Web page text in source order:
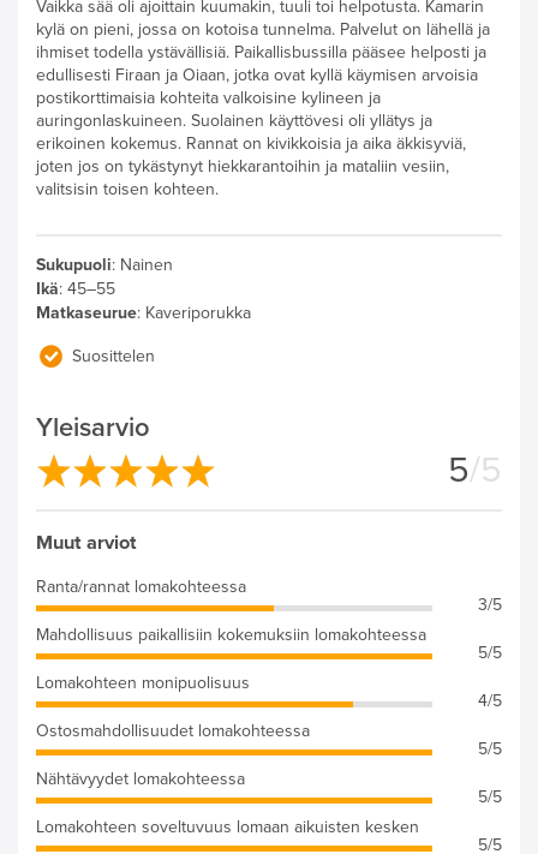
Vaikka sää oli ajoittain kuumakin, tuuli toi helpotusta. Kamarin
kylä on pieni, jossa on kotoisa tunnelma. Palvelut on lähellä ja
ihmiset todella ystävällisiä. Paikallisbussilla pääsee helposti ja
edullisesti Firaan ja Oiaan, jotka ovat kyllä käymisen arvoisia
postikorttimaisia kohteita valkoisine kylineen ja
auringonlaskuineen. Suolainen käyttövesi oli yllätys ja
erikoinen kokemus. Rannat on kivikkoisia ja aika äkkisyviä,
joten jos on tykästynyt hiekkarantoihin ja mataliin vesiin,
valitsisin toisen kohteen.
Sukupuoli: Nainen
Ikä: 45–55
Matkaseurue: Kaveriporukka
Suosittelen
Yleisarvio
5/5
Muut arviot
Ranta/rannat lomakohteessa
3/5
Mahdollisuus paikallisiin kokemuksiin lomakohteessa
5/5
Lomakohteen monipuolisuus
4/5
Ostosmahdollisuudet lomakohteessa
5/5
Nähtävyydet lomakohteessa
5/5
Lomakohteen soveltuvuus lomaan aikuisten kesken
5/5